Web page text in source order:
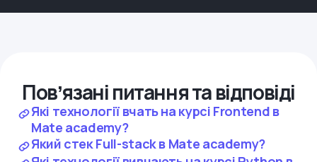
Повʼязані питання та відповіді
Які технології вчать на курсі Frontend в
Mate academy?
Який стек Full-stack в Mate academy?